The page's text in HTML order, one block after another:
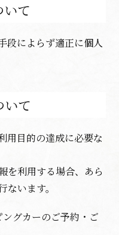
て
段によらず適正に個人
いて
用目的の達成に必要な
を利用する場合、あら
います。
グカーのご予約・ご